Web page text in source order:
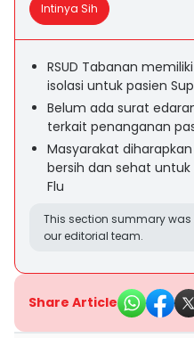
Intinya Sih
RSUD Tabanan
isolasi untuk pasien
Belum ada surat
terkait penanganan
Masyarakat
bersih dan sehat
Flu
This section summary
our editorial team.
Share Article